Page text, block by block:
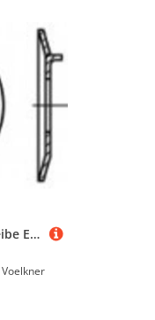
TOOLCRAFT Unterlegscheibe Edelstahl A2 25 St. TO-5357583
Voelkner